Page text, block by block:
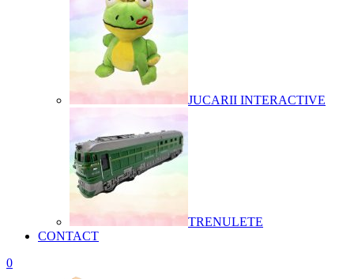
JUCARII INTERACTIVE
TRENULETE
CONTACT
0